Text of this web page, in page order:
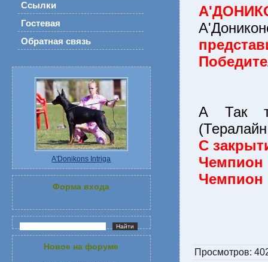
Ссылки
Гостевая
Обратная связь
A'Donikons Intriga
Форма входа
Новое на форуме
А Так
С
Чемпион
Просмотров: